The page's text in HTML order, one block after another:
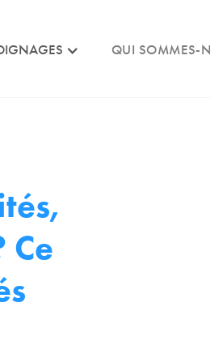
QUI SOMMES-
Ce